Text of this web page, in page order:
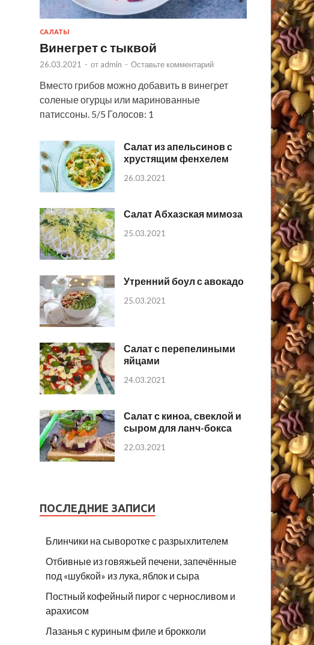
САЛАТЫ
Винегрет с тыквой
26.03.2021 - от admin - Оставьте комментарий
Вместо грибов можно добавить в винегрет
соленые огурцы или маринованные
патиссоны. 5/5 Голосов: 1
Салат из апельсинов с
хрустящим фенхелем
26.03.2021
Салат Абхазская мимоза
25.03.2021
Утренний боул с авокадо
25.03.2021
Салат с перепелиными
яйцами
24.03.2021
Салат с киноа, свеклой и
сыром для ланч-бокса
22.03.2021
ПОСЛЕДНИЕ ЗАПИСИ
Блинчики на сыворотке с разрыхлителем
Отбивные из говяжьей печени, запечённые
под «шубкой» из лука, яблок и сыра
Постный кофейный пирог с черносливом и
арахисом
Лазанья с куриным филе и брокколи